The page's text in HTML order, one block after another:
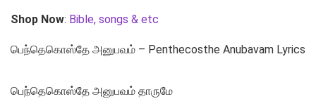
Shop Now: Bible, songs & etc
பெந்தெகொஸ்தே அனுபவம் – Penthecosthe Anubavam Lyrics
பெந்தெகொஸ்தே அனுபவம் தாருமே